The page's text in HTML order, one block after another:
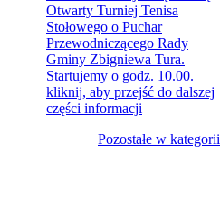
Otwarty Turniej Tenisa
Stołowego o Puchar
Przewodniczącego Rady
Gminy Zbigniewa Tura.
Startujemy o godz. 10.00.
kliknij, aby przejść do dalszej
części informacji
Pozostałe w kategorii